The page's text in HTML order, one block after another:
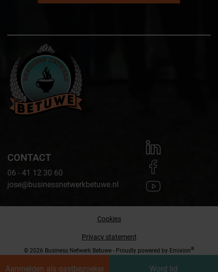
CONTACT
06 - 41 12 30 60
jose@businessnetwerkbetuwe.nl
Aanmelden als gastbezoeker Word lid
© 2026 Business Netwerk Betuwe - Proudly powered by Emixion®
Cookies
Privacy statement